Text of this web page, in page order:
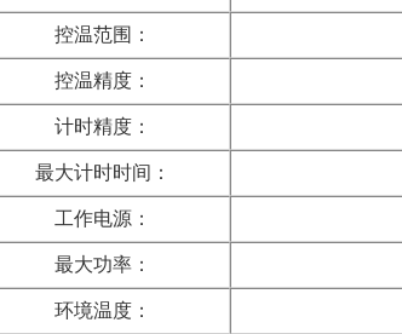
控温范围：
控温精度：
计时精度：
最大计时时间：
工作电源：
最大功率：
环境温度：